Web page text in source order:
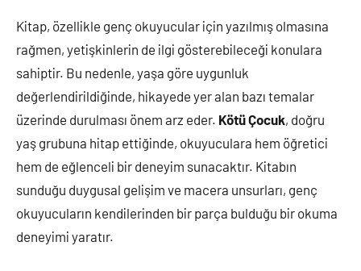
Kitap, özellikle genç okuyucular için yazılmış olmasına
rağmen, yetişkinlerin de ilgi gösterebileceği konulara
sahiptir. Bu nedenle, yaşa göre uygunluk
değerlendirildiğinde, hikayede yer alan bazı temalar
üzerinde durulması önem arz eder. Kötü Çocuk, doğru
yaş grubuna hitap ettiğinde, okuyuculara hem öğretici
hem de eğlenceli bir deneyim sunacaktır. Kitabın
sunduğu duygusal gelişim ve macera unsurları, genç
okuyucuların kendilerinden bir parça bulduğu bir okuma
deneyimi yaratır.